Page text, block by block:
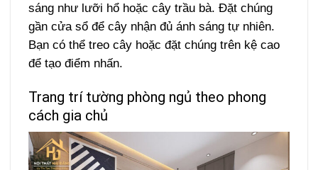
sáng như lưỡi hổ hoặc cây trầu bà. Đặt chúng
gần cửa sổ để cây nhận đủ ánh sáng tự nhiên.
Bạn có thể treo cây hoặc đặt chúng trên kệ cao
để tạo điểm nhấn.
Trang trí tường phòng ngủ theo phong
cách gia chủ